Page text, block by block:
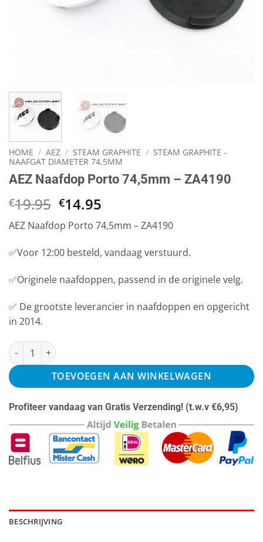
HOME / AEZ / STEAM GRAPHITE / STEAM GRAPHITE -
NAAFGAT DIAMETER 74,5MM
AEZ Naafdop Porto 74,5mm – ZA4190
€19.95 Oorspronkelijke
prijs
was:
€19.95.
€14.95
prijs
is:
€14.95.
AEZ Naafdop Porto 74,5mm – ZA4190
✅Voor 12:00 besteld, vandaag verstuurd.
✅Originele naafdoppen, passend in de originele velg.
✅ De grootste leverancier in naafdoppen en opgericht
in 2014.
AEZ Naafdop Porto 74,5mm - ZA4190 aantal
TOEVOEGEN AAN WINKELWAGEN
Profiteer vandaag van Gratis Verzending! (t.w.v €6,95)
BESCHRIJVING